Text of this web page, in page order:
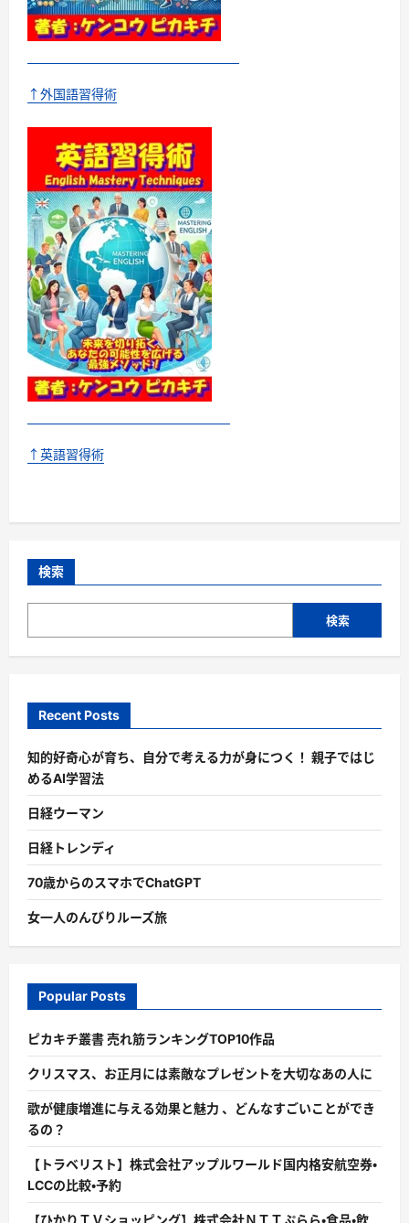
↑外国語習得術
↑英語習得術
検索
検索
Recent Posts
知的好奇心が育ち、自分で考える力が身につく！ 親子ではじ
めるAI学習法
日経ウーマン
日経トレンディ
70歳からのスマホでChatGPT
女一人のんびりルーズ旅
Popular Posts
ピカキチ叢書 売れ筋ランキングTOP10作品
クリスマス、お正月には素敵なプレゼントを大切なあの人に
歌が健康増進に与える効果と魅力 、どんなすごいことができ
るの？
【トラベリスト】株式会社アップルワールド国内格安航空券・
LCCの比較・予約